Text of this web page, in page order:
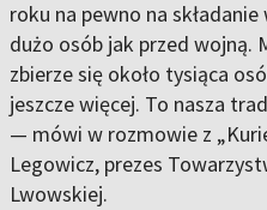
roku na pewno na
dużo osób jak przed wojną.
zbierze się około tysiąca
jeszcze więcej. To nasza
— mówi w rozmowie z
Legowicz, prezes
Lwowskiej.